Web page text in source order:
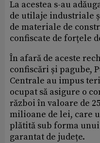
La acestea s-au
de utilaje industriale
de materiale de
confiscate de forțele
În afară de aceste
confiscări și pagube,
Centrale au impus
ocupat să asigure o
război în valoare de
milioane de lei, care
plătită sub forma
garantat de județe.